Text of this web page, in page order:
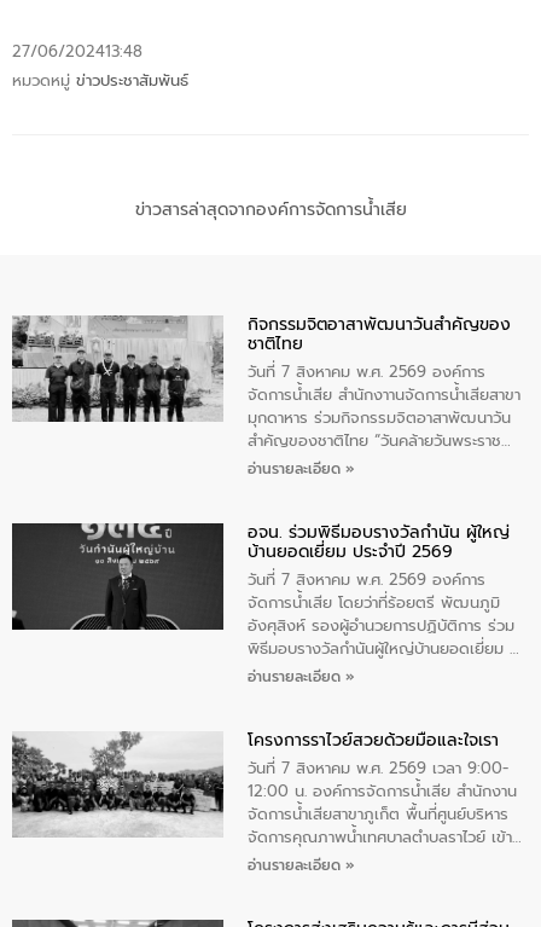
27/06/202413:48
หมวดหมู่ ข่าวประชาสัมพันธ์
ข่าวสารล่าสุดจากองค์การจัดการน้ำเสีย
กิจกรรมจิตอาสาพัฒนาวันสําคัญของ
ชาติไทย
วันที่ 7 สิงหาคม พ.ศ. 2569 องค์การ
จัดการน้ำเสีย สำนักงาานจัดการน้ำเสียสาขา
มุกดาหาร ร่วมกิจกรรมจิตอาสาพัฒนาวัน
สําคัญของชาติไทย “วันคล้ายวันพระราช
สมภพ สมเด็จพระนางเจ้าสิริกิติ์พระบรม
ทิพย์คำ รองผู้ว่าราชการจังหวัดมุกดาหาร
เป็นประธานในพิธี ณ เรือนจําชั่วคราวนาโสก
ตําบลนาโสก อําเภอเมืองมุกดาหาร จังหวัด
มุกดาหาร โดยในกิจกรรมได้ร่วมปลูกป่า และ
ทําความสะอาดภายในบริเวณ จัดกิจกรรม
เพื่อถวายเป็นพระราชกุศล สมเด็จพระนาง
เจ้าสิริกิติ์พระบรมราชินีนาถ พระบรมราช
อ่านรายละเอียด »
อจน. ร่วมพิธีมอบรางวัลกำนัน ผู้ใหญ่
บ้านยอดเยี่ยม ประจำปี 2569
วันที่ 7 สิงหาคม พ.ศ. 2569 องค์การ
จัดการน้ำเสีย โดยว่าที่ร้อยตรี พัฒนภูมิ
อังศุสิงห์ รองผู้อำนวยการปฏิบัติการ ร่วม
พิธีมอบรางวัลกำนันผู้ใหญ่บ้านยอดเยี่ยม ณ
ทำเนียบรัฐบาล โดยมีนายอนุทิน ชาญวีรกูล
ทองคำและประกาศเกียรติคุณให้แก่ กำนัน
ผู้ใหญ่บ้านยอดเยี่ยม พร้อมกล่าวชื่นชม ให้
โอวาท และมอบนโยบาย
อ่านรายละเอียด »
โครงการราไวย์สวยด้วยมือและใจเรา
วันที่ 7 สิงหาคม พ.ศ. 2569 เวลา 9:00-
12:00 น. องค์การจัดการน้ำเสีย สำนักงาน
จัดการน้ำเสียสาขาภูเก็ต พื้นที่ศูนย์บริหาร
จัดการคุณภาพน้ำเทศบาลตำบลราไวย์ เข้า
ร่วมโครงการราไวย์สวยด้วยมือและใจเรา
อ่านรายละเอียด »